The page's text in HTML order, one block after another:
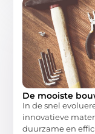
De mooiste
In de snel
innovatieve
duurzame en